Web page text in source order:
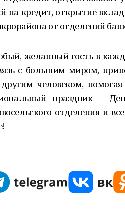
на кредит, открытие
от отделений
желанный гость в
с большим миром,
человеком,
праздник –
отделения и